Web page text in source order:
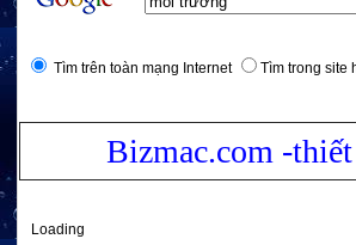
Tìm trên toàn mạng Internet Tìm trong site
Bizmac.com -
Loading